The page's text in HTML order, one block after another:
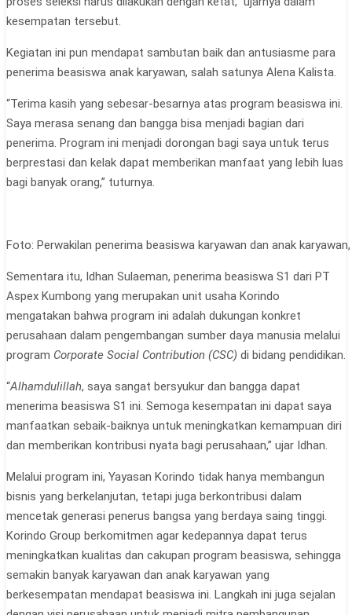
kesempatan tersebut.
Kegiatan ini pun mendapat sambutan baik dan antusiasme para
penerima beasiswa anak karyawan, salah satunya Alena Kalista.
“Terima kasih yang sebesar-besarnya atas program beasiswa ini.
Saya merasa senang dan bangga bisa menjadi bagian dari
penerima. Program ini menjadi dorongan bagi saya untuk terus
berprestasi dan kelak dapat memberikan manfaat yang lebih luas
bagi banyak orang,” tuturnya.
Foto: Perwakilan penerima beasiswa karyawan dan anak
Sementara itu, Idhan Sulaeman, penerima beasiswa S1 dari PT
Aspex Kumbong yang merupakan unit usaha Korindo
mengatakan bahwa program ini adalah dukungan konkret
perusahaan dalam pengembangan sumber daya manusia melalui
program Corporate Social Contribution (CSC) di bidang pendidikan.
“Alhamdulillah, saya sangat bersyukur dan bangga dapat
menerima beasiswa S1 ini. Semoga kesempatan ini dapat saya
manfaatkan sebaik-baiknya untuk meningkatkan kemampuan diri
dan memberikan kontribusi nyata bagi perusahaan,” ujar Idhan.
Melalui program ini, Yayasan Korindo tidak hanya membangun
bisnis yang berkelanjutan, tetapi juga berkontribusi dalam
mencetak generasi penerus bangsa yang berdaya saing tinggi.
Korindo Group berkomitmen agar kedepannya dapat terus
meningkatkan kualitas dan cakupan program beasiswa, sehingga
semakin banyak karyawan dan anak karyawan yang
berkesempatan mendapat beasiswa ini. Langkah ini juga sejalan